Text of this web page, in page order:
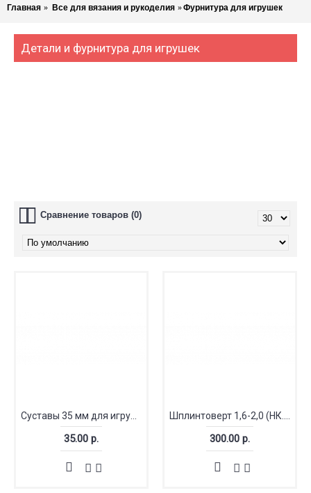
Главная Все для вязания и рукоделия Фурнитура для игрушек
Детали и фурнитура для игрушек
Сравнение товаров (0)
35.00 р. 300.00 р.